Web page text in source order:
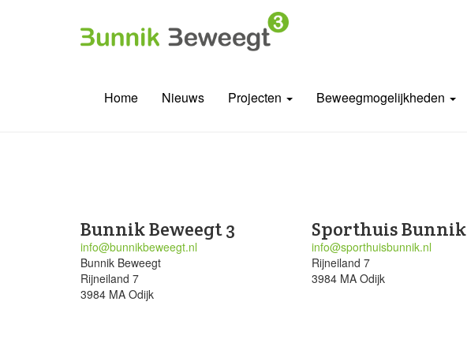
Home Nieuws Projecten Beweegmogelijkheden
Bunnik Beweegt 3
info@bunnikbeweegt.nl
Bunnik Beweegt
Rijneiland 7
3984 MA Odijk
Sporthuis Bunnik
info@sporthuisbunnik.nl
Rijneiland 7
3984 MA Odijk